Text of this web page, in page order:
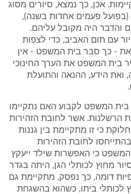
אכן, כך נמצא, סיורים מסוג
(בפועל פעמים אחדות בשנה),
והדבר היה מקובל עליהם.
עם תום האביב, כדי לצפות
- כך סבר בית המשפט - אין
בית המשפט את הערך החינוכי
ואת הידע, ההנאה והתועלת
המשפט לקבוע האם נתקיימו
הרשלנות. אשר לחובת הזהירות
כי זו מתקיימת בין גננות
בהתייחסו לחובת הזהירות
כי האפשרות שילד ייעקץ
מחוץ לכותלי הגן, היתה בגדר
דומה, כך נפסק, מתקיימת גם
לכותלי ביתו, כשהוא בהשגחת